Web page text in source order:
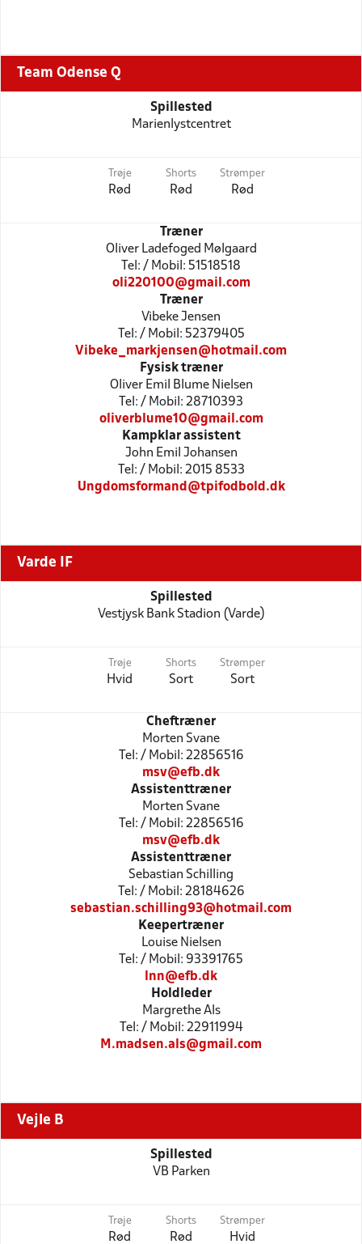
Team Odense Q
Spillested
Marienlystcentret
Trøje
Rød
Shorts
Rød
Strømper
Rød
Træner
Oliver Ladefoged Mølgaard
Tel: / Mobil: 51518518
oli220100@gmail.com
Træner
Vibeke Jensen
Tel: / Mobil: 52379405
Vibeke_markjensen@hotmail.com
Fysisk træner
Oliver Emil Blume Nielsen
Tel: / Mobil: 28710393
oliverblume10@gmail.com
Kampklar assistent
John Emil Johansen
Tel: / Mobil: 2015 8533
Ungdomsformand@tpifodbold.dk
Varde IF
Spillested
Vestjysk Bank Stadion (Varde)
Trøje
Hvid
Shorts
Sort
Strømper
Sort
Cheftræner
Morten Svane
Tel: / Mobil: 22856516
msv@efb.dk
Assistenttræner
Morten Svane
Tel: / Mobil: 22856516
msv@efb.dk
Assistenttræner
Sebastian Schilling
Tel: / Mobil: 28184626
sebastian.schilling93@hotmail.com
Keepertræner
Louise Nielsen
Tel: / Mobil: 93391765
lnn@efb.dk
Holdleder
Margrethe Als
Tel: / Mobil: 22911994
M.madsen.als@gmail.com
Vejle B
Spillested
VB Parken
Trøje
Rød
Shorts
Rød
Strømper
Hvid